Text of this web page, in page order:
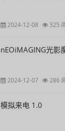
2024-12-08 325
nEOiMAGING光影
2024-12-07 286
模拟来电 1.0